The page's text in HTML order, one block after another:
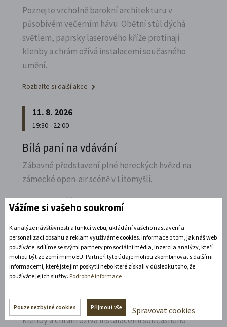
Poznejte vrcholně barokní architekturu v
působivém večerním hávu. Obětní stůl dýchá
světlem, paprsky laserového kříže protínají
klenby a chrám ožívá instalacemi současného
umění.
Rozbalte si další akce
11. 8. 2026
19:30 - 22:00
Bílá paní na vdávání
Zábavné představení plné hereckých hvězd na
zámecké open-air scéně v Litomyšli.
Rozbalte si další akce
14. 8. 2026
Noční prohlídka piaristického chrámu
Poznejte vrcholně barokní architekturu v
světlem, paprsky laserového kříže protínají
klenby a chrám ožívá instalacemi současného
Vážíme si vašeho soukromí
K analýze návštěvnosti a funkcí webu, ukládání vašeho nastavení a
personalizaci obsahu a reklam využíváme cookies. Informace o tom, jak náš web
používáte, sdílíme se svými partnery pro sociální média, inzerci a analýzy, kteří
mohou být ze zemí mimo EU. Partneři tyto údaje mohou zkombinovat s dalšími
informacemi, které jste jim poskytli nebo které získali v důsledku toho, že
používáte jejich služby. Podrobné informace
Pouze nezbytné cookies Přijmout vše Spravovat cookies